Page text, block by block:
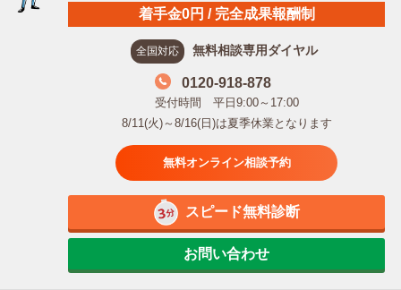
着手金0円 / 完全成果報酬制
全国対応 無料相談専用ダイヤル
0120-918-878
受付時間 平日9:00～17:00
8/11(火)～8/16(日)は夏季休業となります
無料オンライン相談予約
スピード無料診断
お問い合わせ